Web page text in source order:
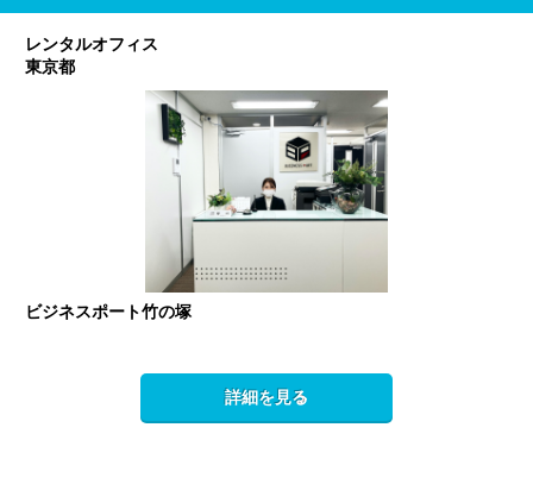
レンタルオフィス
東京都
ビジネスポート竹の塚
詳細を見る